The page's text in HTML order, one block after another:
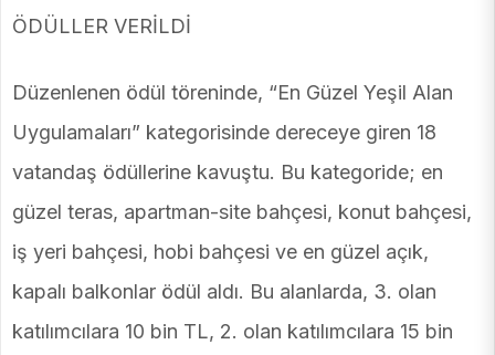
ÖDÜLLER VERİLDİ
Düzenlenen ödül töreninde, “En Güzel Yeşil Alan
Uygulamaları” kategorisinde dereceye giren 18
vatandaş ödüllerine kavuştu. Bu kategoride; en
güzel teras, apartman-site bahçesi, konut bahçesi,
iş yeri bahçesi, hobi bahçesi ve en güzel açık,
kapalı balkonlar ödül aldı. Bu alanlarda, 3. olan
katılımcılara 10 bin TL, 2. olan katılımcılara 15 bin